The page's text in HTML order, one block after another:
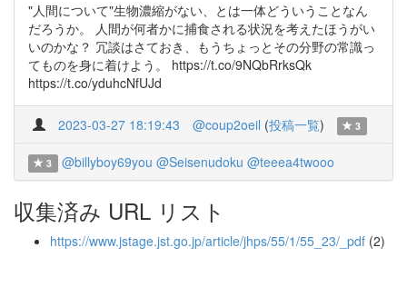
"人間について"生物濃縮がない、とは一体どういうことなん
だろうか。 人間が何者かに捕食される状況を考えたほうがい
いのかな？ 冗談はさておき、もうちょっとその分野の常識っ
てものを身に着けよう。 https://t.co/9NQbRrksQk
https://t.co/yduhcNfUJd
2023-03-27 18:19:43 @coup2oeil (投稿一覧) 3
3 @billyboy69you @Seisenudoku @teeea4twooo
収集済み URL リスト
https://www.jstage.jst.go.jp/article/jhps/55/1/55_23/_pdf (2)